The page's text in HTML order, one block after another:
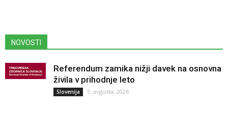
NOVOSTI
Referendum zamika nižji davek na osnovna
živila v prihodnje leto
Slovenija 5. avgusta, 2026